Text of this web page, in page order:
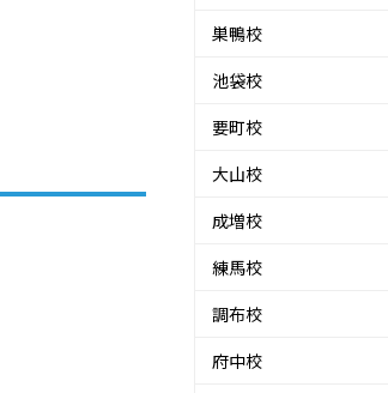
巣鴨校
池袋校
要町校
大山校
成増校
練馬校
調布校
府中校